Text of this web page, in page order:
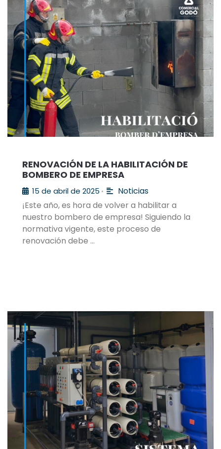
RENOVACIÓN DE LA HABILITACIÓN DE
BOMBERO DE EMPRESA
15 de abril de 2025 •
Noticias
¡Este año, es hora de volver a habilitar a
nuestro bombero de empresa! Siguiendo la
normativa vigente, este proceso de
renovación debe …